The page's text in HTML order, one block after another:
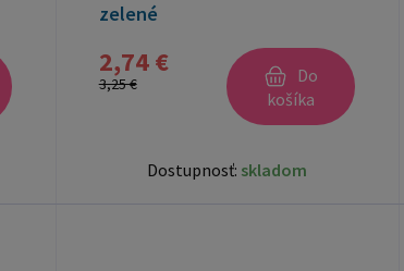
zelené
2,74 €
3,25 €
Do
košíka
Dostupnosť: skladom